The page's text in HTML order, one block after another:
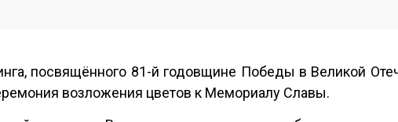
посвящённого 81-й годовщине Победы в Великой
возложения цветов к Мемориалу Славы.